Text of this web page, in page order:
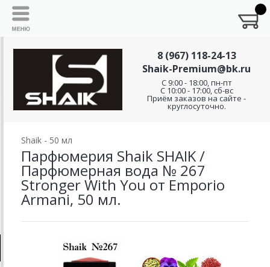
8 (967) 118-24-13
Shaik-Premium@bk.ru
C 9:00 - 18:00, пн-пт
С 10:00 - 17:00, сб-вс
Приём заказов на сайте -
круглосуточно.
Shaik - 50 мл
Парфюмерия Shaik SHAIK /
Парфюмерная вода № 267
Stronger With You от Emporio
Armani, 50 мл.